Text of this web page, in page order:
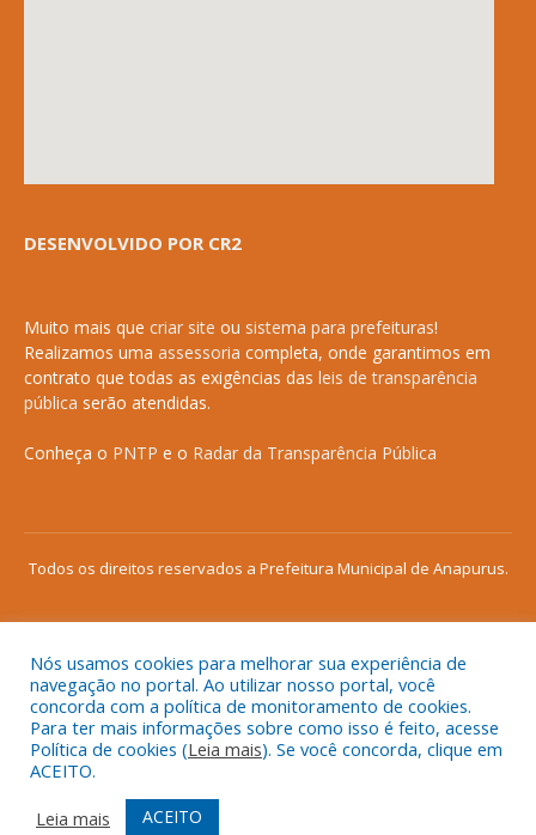
DESENVOLVIDO POR CR2
Muito mais que criar site ou sistema para prefeituras!
Realizamos uma assessoria completa, onde garantimos em
contrato que todas as exigências das leis de transparência
pública serão atendidas.
Conheça o PNTP e o Radar da Transparência Pública
Todos os direitos reservados a Prefeitura Municipal de Anapurus.
Mapa do Site
Acessar Área Administrativa
Acessar o Webmail
Nós usamos cookies para melhorar sua experiência de
navegação no portal. Ao utilizar nosso portal, você
concorda com a política de monitoramento de cookies.
Para ter mais informações sobre como isso é feito, acesse
Política de cookies (Leia mais). Se você concorda, clique em
ACEITO.
Leia mais
ACEITO